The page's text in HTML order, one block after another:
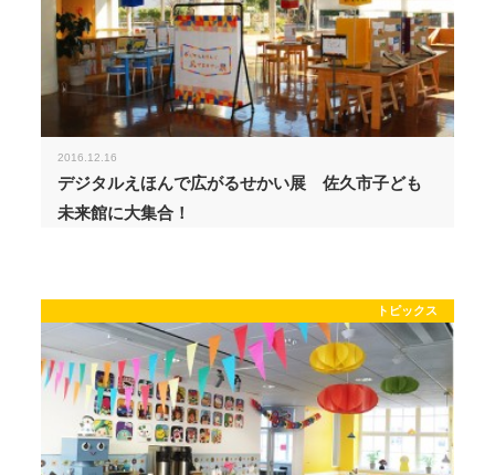
2016.12.16
デジタルえほんで広がるせかい展 佐久市子ども
未来館に大集合！
トピックス